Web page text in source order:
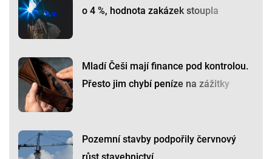
o 4 %, hodnota zakázek stoupla
Mladí Češi mají finance pod kontrolou.
Přesto jim chybí peníze na zážitky
Pozemní stavby podpořily červnový